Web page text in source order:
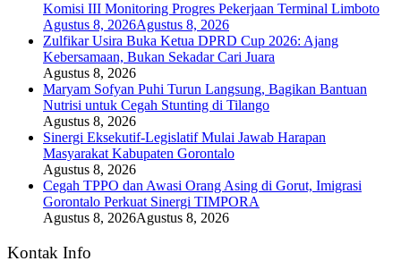
Komisi III Monitoring Progres Pekerjaan Terminal Limboto
Agustus 8, 2026Agustus 8, 2026
Zulfikar Usira Buka Ketua DPRD Cup 2026: Ajang
Kebersamaan, Bukan Sekadar Cari Juara
Agustus 8, 2026
Maryam Sofyan Puhi Turun Langsung, Bagikan Bantuan
Nutrisi untuk Cegah Stunting di Tilango
Agustus 8, 2026
Sinergi Eksekutif-Legislatif Mulai Jawab Harapan
Masyarakat Kabupaten Gorontalo
Agustus 8, 2026
Cegah TPPO dan Awasi Orang Asing di Gorut, Imigrasi
Gorontalo Perkuat Sinergi TIMPORA
Agustus 8, 2026Agustus 8, 2026
Kontak Info